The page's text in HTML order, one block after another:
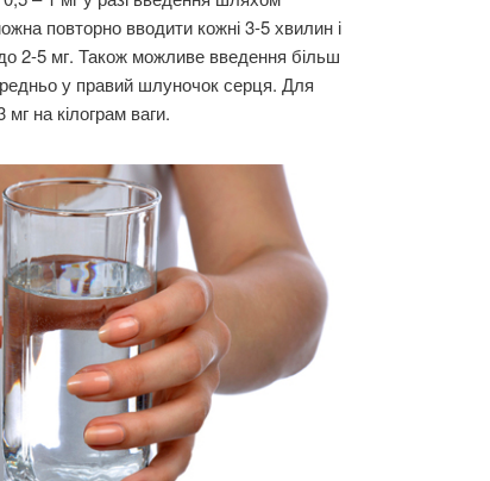
повторно вводити кожні 3-5 хвилин і
2-5 мг. Також можливе введення більш
у правий шлуночок серця. Для
на кілограм ваги.